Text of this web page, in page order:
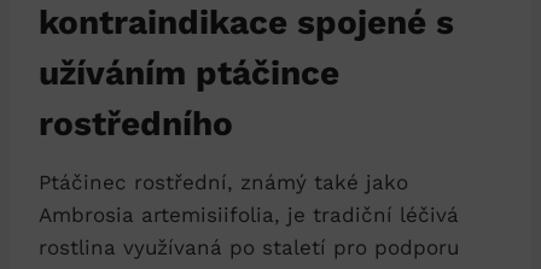
kontraindikace spojené s ​
užíváním​ ptáčince
rostředního
Ptáčinec ⁣rostřední, známý také ​jako‌
Ambrosia artemisiifolia, je tradiční ⁢léčivá
rostlina využívaná ‌po staletí pro⁣ podporu‌